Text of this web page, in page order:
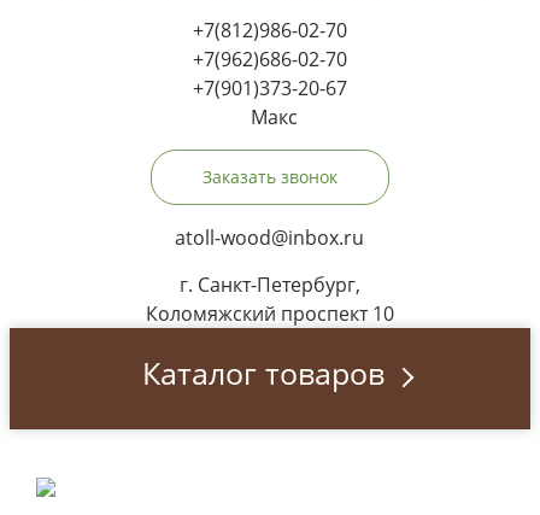
+7(812)986-02-70
+7(962)686-02-70
+7(901)373-20-67
Макс
Заказать звонок
atoll-wood@inbox.ru
г. Санкт-Петербург,
Коломяжский проспект 10
Каталог товаров